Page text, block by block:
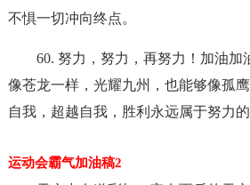
不惧一切冲向终点。
60. 努力，努力，再努力！加油加
像苍龙一样，光耀九州，也能够像孤
自我，超越自我，胜利永远属于努力的
运动会霸气加油稿2